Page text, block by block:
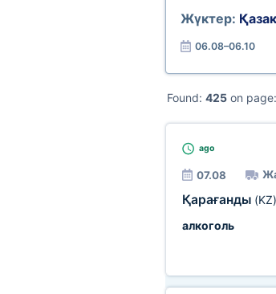
Жүктер:
06.08–06.10
Found: 425 on page:
ago
07.08
Қарағанды (KZ)
алкоголь